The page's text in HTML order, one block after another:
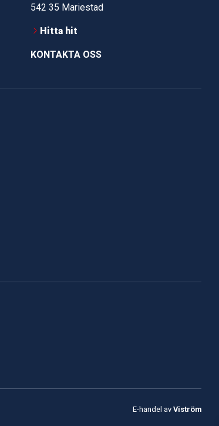
542 35 Mariestad
Hitta hit
KONTAKTA OSS
E-handel av Viström